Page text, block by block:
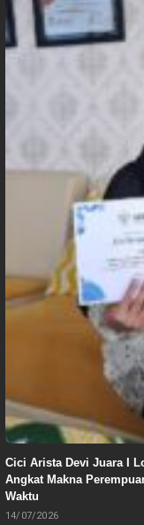
Cici Arista Devi Juara I
Angkat Makna
Waktu
14/07/2026